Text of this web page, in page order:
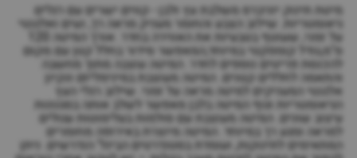
מיטת תינוק יוניברס משלבת עץ ולבן - קווים ישרים עם רגלים
גיאומטריות. שילוב הצבע והחומר מעניק מראה רך, נעים ואלגנטי
על זמני, שעוטף בטבעיות את האווירה בחדר. אורך המיטה 120
ס"מ,גודל קומפקטי במיוחד,המאפשר סידור בחלל קטן עם מקום
להכנסת פריטים נוספים לחדר. המיטה עוצבה מתוך מחשבה
והתאמה לחללים קטנים. המיטה מעוצבת במינימליזם ונקיון
אלגנטי המעניקים למיטה מראה על זמני. שילוב רגלי העץ
הגיאומטריות וגוף המיטה בלבן מאפשר לשלב אותה בסגנונות
עיצוב שונים. המיטה מעוצבת עם סולמות בעלימוטות עגולים
למראה ומגע רך במיוחד. המיטה מיוצרת באירופה מחומרים
המתאימים לתינוקות, ועומדת בסטנדרטים הבינל’ הנדרשים. ניתן